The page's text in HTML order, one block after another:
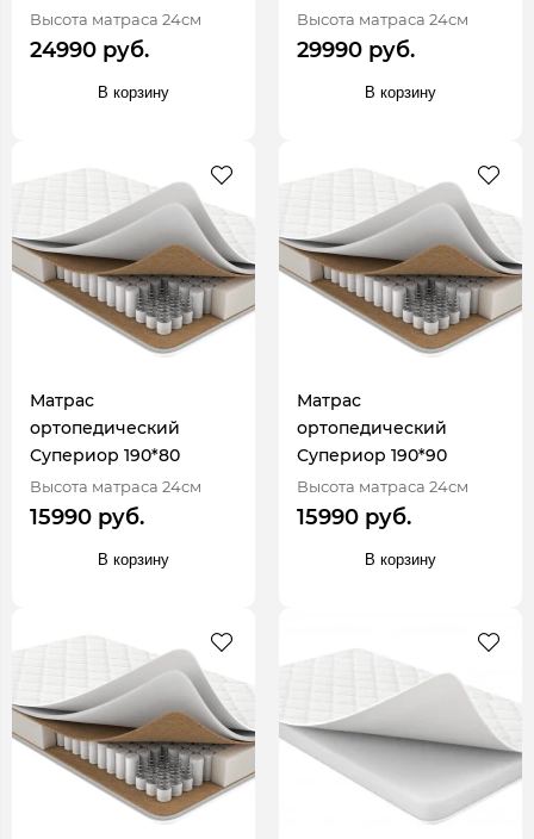
Высота матраса 24см
24990 руб.
В корзину
Высота матраса 24см
29990 руб.
В корзину
Матрас
ортопедический
Супериор 190*80
Высота матраса 24см
15990 руб.
В корзину
Матрас
ортопедический
Супериор 190*90
Высота матраса 24см
15990 руб.
В корзину